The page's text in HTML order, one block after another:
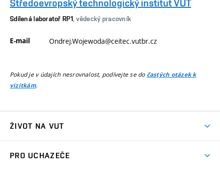
Středoevropský technologický institut VUT
Sdílená laboratoř RP1, vědecký pracovník
E-mail Ondrej.Wojewoda@ceitec.vutbr.cz
Pokud je v údajích nesrovnalost, podívejte se do častých otázek k
vizitkám.
ŽIVOT NA VUT
PRO UCHAZEČE